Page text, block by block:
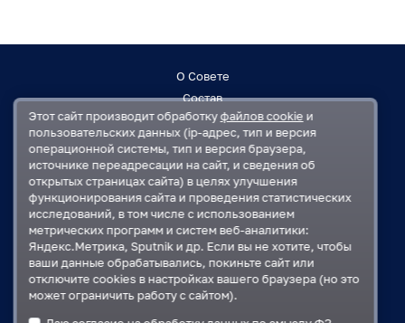
О Совете
Состав
Заседания
Контакты
Регламент
План работ
Решения
Государственная Дума
Московская областная Дума
Этот сайт производит обработкуфайлов cookie и
пользовательских данных (ip-адрес, тип и версия
операционной системы, тип и версия браузера,
источнике переадресации на сайт, и сведения об
открытых страницах сайта) в целях улучшения
функционирования сайта и проведения статистических
исследований, в том числе с использованием
метрических программ и систем веб-аналитики:
Яндекс.Метрика, Sputnik и др. Если вы не хотите, чтобы
ваши данные обрабатывались, покиньте сайт или
отключите cookies в настройках вашего браузера (но это
может ограничить работу с сайтом).